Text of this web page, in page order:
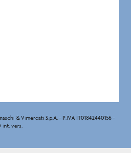
& Vimercati S.p.A. - P.IVA IT01842440156 -
int. vers.